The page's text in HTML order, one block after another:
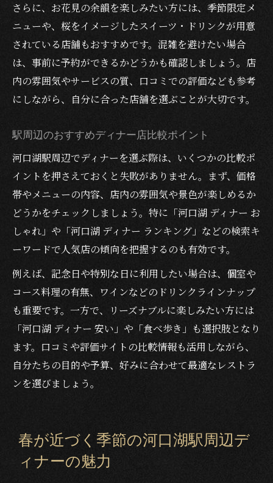
さらに、お花見の余韻を楽しみたい方には、季節限定メ
ニューや、桜をイメージしたスイーツ・ドリンクが用意
されている店舗もおすすめです。混雑を避けたい場合
は、事前に予約ができるかどうかも確認しましょう。店
内の雰囲気やサービスの質、口コミでの評価なども参考
にしながら、自分に合った店舗を選ぶことが大切です。
駅周辺のおすすめディナー店比較ポイント
河口湖駅周辺でディナーを選ぶ際は、いくつかの比較ポ
イントを押さえておくと失敗がありません。まず、価格
帯やメニューの内容、店内の雰囲気や景色が楽しめるか
どうかをチェックしましょう。特に「河口湖 ディナー お
しゃれ」や「河口湖 ディナー ランキング」などの検索キ
ーワードで人気店の傾向を把握するのも有効です。
例えば、記念日や特別な日に利用したい場合は、個室や
コース料理の有無、ワインなどのドリンクラインナップ
も重要です。一方で、リーズナブルに楽しみたい方には
「河口湖 ディナー 安い」や「食べ歩き」も選択肢となり
ます。口コミや評価サイトの比較情報も活用しながら、
自分たちの目的や予算、好みに合わせて最適なレストラ
ンを選びましょう。
春が近づく季節の河口湖駅周辺デ
ィナーの魅力